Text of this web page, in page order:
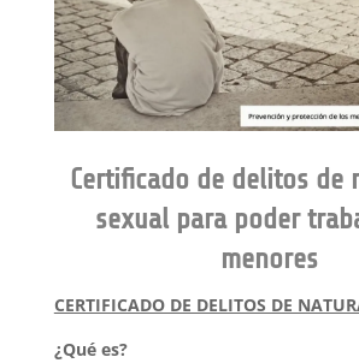
Certificado de delitos de
sexual para poder
menores
CERTIFICADO DE DELITOS DE
¿Qué es?